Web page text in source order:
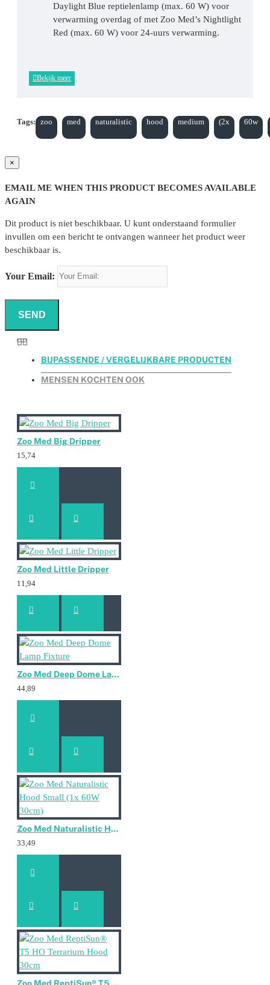
Daylight Blue reptielenlamp (max. 60 W) voor
verwarming overdag of met Zoo Med’s Nightlight
Red (max. 60 W) voor 24-uurs verwarming.
Tags: zoo med naturalistic hood medium (2x 60w
×
EMAIL ME WHEN THIS PRODUCT BECOMES AVAILABLE
AGAIN
Dit product is niet beschikbaar. U kunt onderstaand formulier
invullen om een bericht te ontvangen wanneer het product weer
beschikbaar is.
Your Email:
SEND
BIJPASSENDE / VERGELIJKBARE PRODUCTEN
MENSEN KOCHTEN OOK
Zoo Med Big Dripper
15,74
Zoo Med Little Dripper
11,94
Zoo Med Deep Dome Lamp Fixture
44,89
Zoo Med Naturalistic Hood Small (1x 60W 30cm)
33,49
Zoo Med ReptiSun® T5 HO Terrarium Hood 30cm